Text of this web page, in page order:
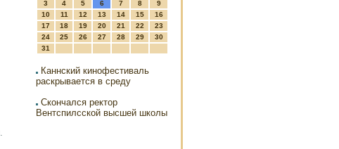
3
4 5 6 7 8
9
10
11 12 13 14 15
16
17
18 19 20 21 22
23
24
25 26 27 28 29
30
31
Каннский кинофестиваль
раскрывается в среду
Скончался ректор
Вентспилсской высшей школы